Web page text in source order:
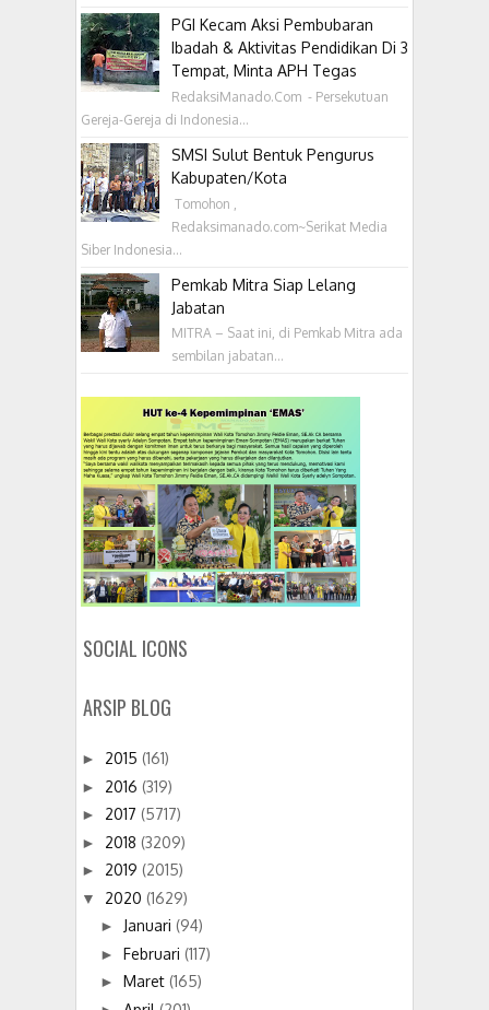
PGI Kecam Aksi Pembubaran
Ibadah & Aktivitas Pendidikan Di 3
Tempat, Minta APH Tegas
RedaksiManado.Com - Persekutuan
Gereja-Gereja di Indonesia...
SMSI Sulut Bentuk Pengurus
Kabupaten/Kota
‎ Tomohon ,
Redaksimanado.com~Serikat Media
Siber Indonesia...
Pemkab Mitra Siap Lelang
Jabatan
MITRA – Saat ini, di Pemkab Mitra ada
sembilan jabatan...
SOCIAL ICONS
ARSIP BLOG
► 2015 (161)
► 2016 (319)
► 2017 (5717)
► 2018 (3209)
► 2019 (2015)
▼ 2020 (1629)
► Januari (94)
► Februari (117)
► Maret (165)